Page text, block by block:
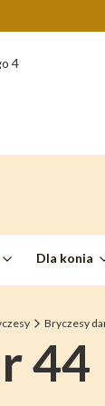
4
Dla konia
Bryczesy
44